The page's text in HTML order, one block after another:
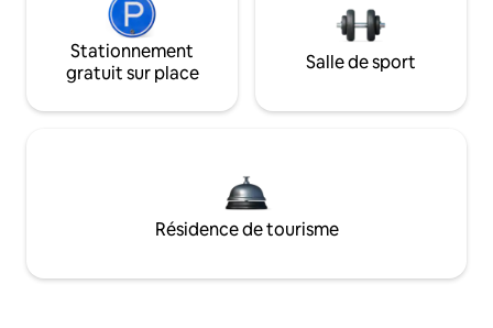
Stationnement
gratuit sur place
Salle de sport
Résidence de tourisme